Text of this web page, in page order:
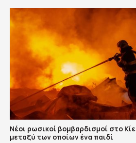
Νέοι ρωσικοί βομβαρδισμοί στο
μεταξύ των οποίων ένα παιδί